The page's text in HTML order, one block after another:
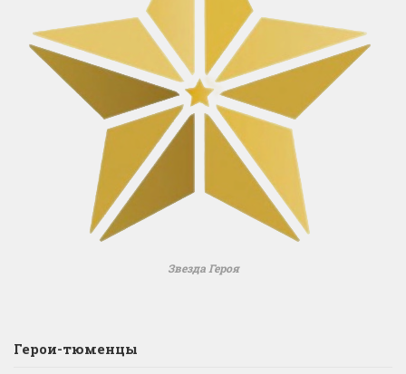
Звезда Героя
Герои-тюменцы